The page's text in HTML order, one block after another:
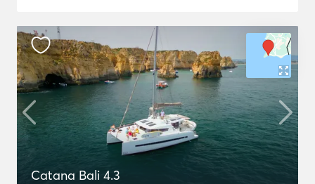
Catana Bali 4.3